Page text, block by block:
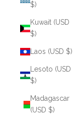
$)
Kuwait (USD
$)
Laos (USD $)
Lesoto (USD
$)
Madagascar
(USD $)